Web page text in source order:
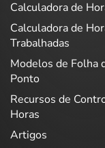
Calculadora de
Calculadora de
Trabalhadas
Modelos de Folha
Ponto
Recursos de
Horas
Artigos